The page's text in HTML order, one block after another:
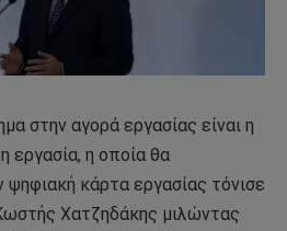
στην αγορά εργασίας είναι η
εργασία, η οποία θα
ψηφιακή κάρτα εργασίας τόνισε
Χατζηδάκης μιλώντας